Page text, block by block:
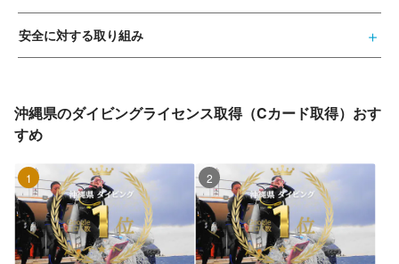
安全に対する取り組み
沖縄県のダイビングライセンス取得（Cカード取得）おす
すめ
1位 2位